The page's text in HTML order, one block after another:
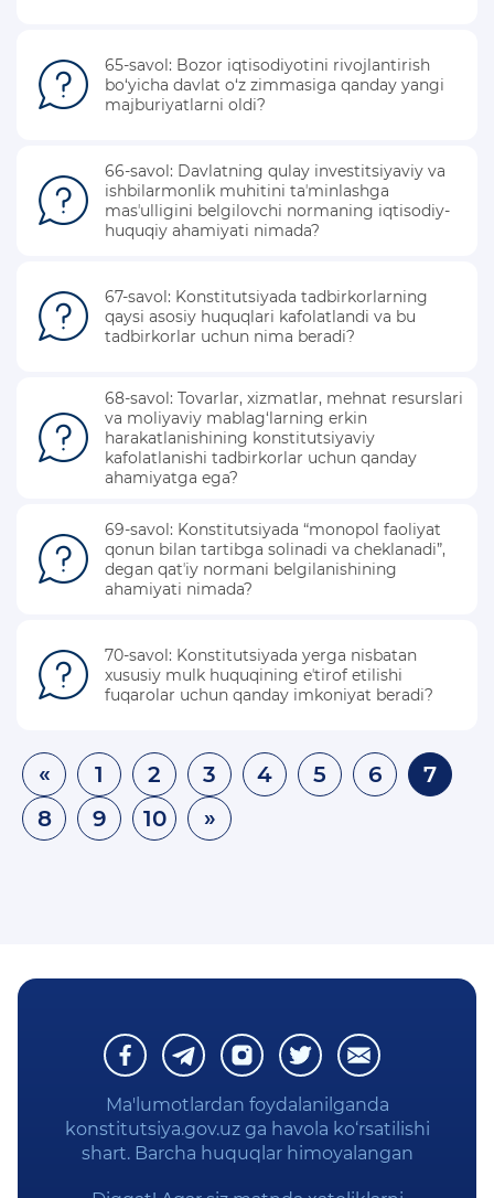
65-savol: Bozor iqtisodiyotini rivojlantirish
bo‘yicha davlat o‘z zimmasiga qanday yangi
majburiyatlarni oldi?
66-savol: Davlatning qulay investitsiyaviy va
ishbilarmonlik muhitini taʼminlashga
masʼulligini belgilovchi normaning iqtisodiy-
huquqiy ahamiyati nimada?
67-savol: Konstitutsiyada tadbirkorlarning
qaysi asosiy huquqlari kafolatlandi va bu
tadbirkorlar uchun nima beradi?
68-savol: Tovarlar, xizmatlar, mehnat resurslari
va moliyaviy mablag‘larning erkin
harakatlanishining konstitutsiyaviy
kafolatlanishi tadbirkorlar uchun qanday
ahamiyatga ega?
69-savol: Konstitutsiyada “monopol faoliyat
qonun bilan tartibga solinadi va cheklanadi”,
degan qatʼiy normani belgilanishining
ahamiyati nimada?
70-savol: Konstitutsiyada yerga nisbatan
xususiy mulk huquqining eʼtirof etilishi
fuqarolar uchun qanday imkoniyat beradi?
« 1 2 3 4 5 6
7
8
9 10 »
Ma'lumotlardan foydalanilganda
konstitutsiya.gov.uz ga havola ko‘rsatilishi
shart. Barcha huquqlar himoyalangan